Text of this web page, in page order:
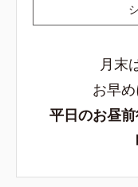
月末
お早め
平日のお昼